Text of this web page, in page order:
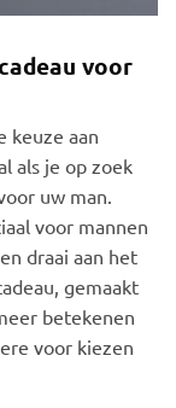
voor
keuze aan
als je op zoek
uw man.
voor mannen
draai aan het
gemaakt
betekenen
voor kiezen